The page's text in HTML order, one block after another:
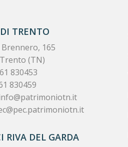
TRENTO
Brennero, 165
(TN)
830453
830459
RIVA DEL GARDA